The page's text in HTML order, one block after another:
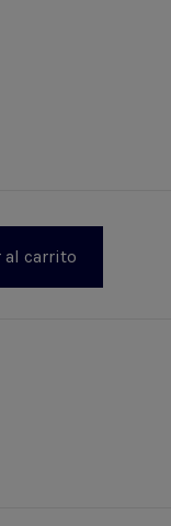
al carrito